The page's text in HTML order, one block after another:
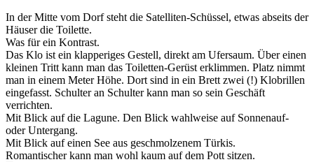
In der Mitte vom Dorf steht die Satelliten-Schüssel, etwas abseits der
Häuser die Toilette.
Was für ein Kontrast.
Das Klo ist ein klapperiges Gestell, direkt am Ufersaum. Über einen
kleinen Tritt kann man das Toiletten-Gerüst erklimmen. Platz nimmt
man in einem Meter Höhe. Dort sind in ein Brett zwei (!) Klobrillen
eingefasst. Schulter an Schulter kann man so sein Geschäft
verrichten.
Mit Blick auf die Lagune. Den Blick wahlweise auf Sonnenauf-
oder Untergang.
Mit Blick auf einen See aus geschmolzenem Türkis.
Romantischer kann man wohl kaum auf dem Pott sitzen.